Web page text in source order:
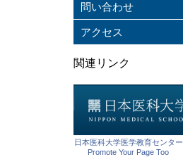
問い合わせ
アクセス
関連リンク
日本医科大学医学教育センター
Promote Your Page Too